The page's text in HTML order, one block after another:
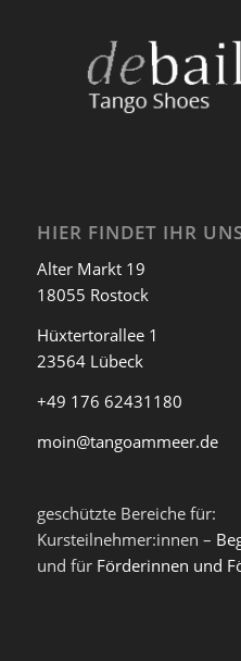
HIER FINDET IHR
Alter Markt 19
18055 Rostock
Hüxtertorallee 1
23564 Lübeck
+49 176 62431180
moin@tangoammeer.de
geschützte Bereiche für:
Kursteilnehmer:innen –
und für Förderinnen und